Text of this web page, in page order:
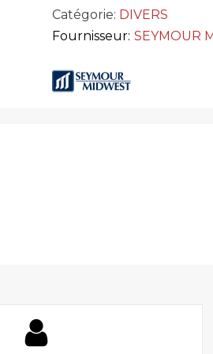
Catégorie: DIVERS
Fournisseur: SEYMOUR